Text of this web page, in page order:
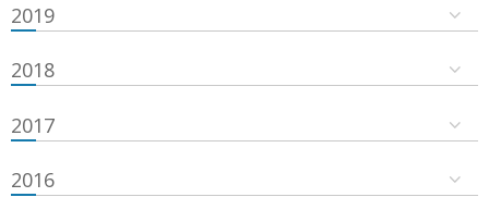
2019
2018
2017
2016